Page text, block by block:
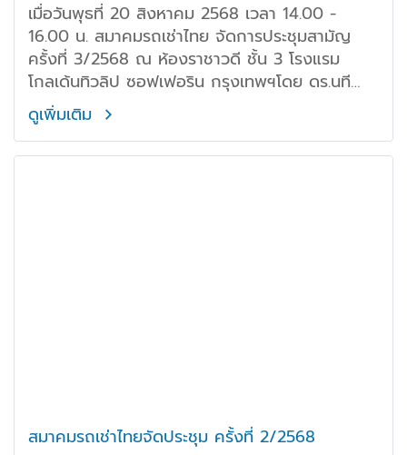
เมื่อวันพุธที่ 20 สิงหาคม 2568 เวลา 14.00 -
16.00 น. สมาคมรถเช่าไทย จัดการประชุมสามัญ
ครั้งที่ 3/2568 ณ ห้องราชาวดี ชั้น 3 โรงแรม
โกลเด้นทิวลิป ซอฟเฟอริน กรุงเทพฯโดย ดร.นที
วรรธนะโกวินท์ นายกสมาคม พร้อมด้วยสมาชิก เข้า
ร่วมประชุมกันอย่างพร้อมเพรียง เพื่อหารือและ
พิจารณาประเด็นสำคัญต่างๆ ที่ส่งผลต่อการดำเนิน
ดูเพิ่มเติม
สมาคมรถเช่าไทยจัดประชุม ครั้งที่ 2/2568